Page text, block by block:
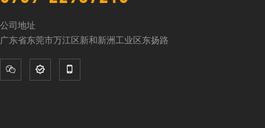
公司地址
广东省东莞市万江区新和新洲工业区东扬路
  